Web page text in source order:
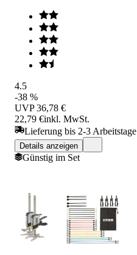
4.5
-38 %
UVP 36,78 €
22,79 €inkl. MwSt.
Lieferung bis 2-3 Arbeitstage
Details anzeigen
Günstig im Set